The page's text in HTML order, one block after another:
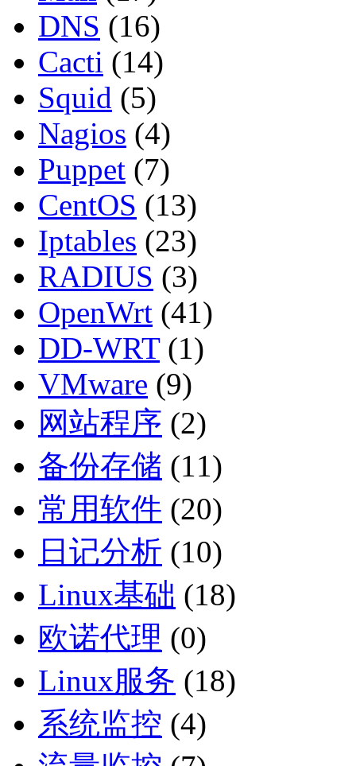
DNS (16)
Cacti (14)
Squid (5)
Nagios (4)
Puppet (7)
CentOS (13)
Iptables (23)
RADIUS (3)
OpenWrt (41)
DD-WRT(1)
VMware (9)
网站程序 (2)
备份存储 (11)
常用软件 (20)
日记分析 (10)
Linux基础 (18)
欧诺代理 (0)
Linux服务 (18)
系统监控 (4)